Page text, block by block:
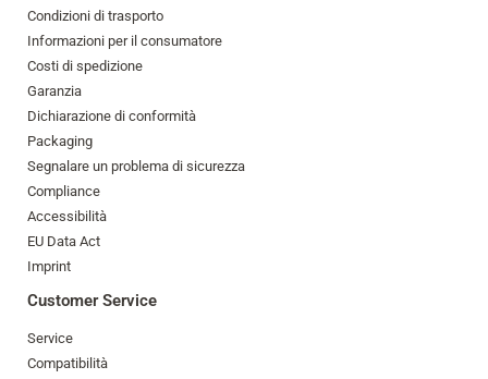
Condizioni di trasporto
Informazioni per il consumatore
Costi di spedizione
Garanzia
Dichiarazione di conformità
Packaging
Segnalare un problema di sicurezza
Compliance
Accessibilità
EU Data Act
Imprint
Customer Service
Service
Compatibilità